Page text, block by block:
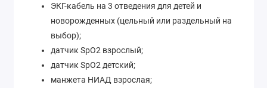
ЭКГ-кабель на 3 отведения для детей и
новорожденных (цельный или раздельный на
выбор);
датчик SpO2 взрослый;
датчик SpO2 детский;
манжета НИАД взрослая;